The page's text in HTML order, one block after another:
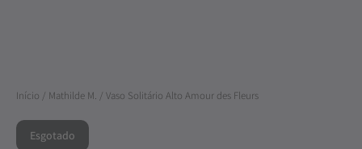
Início / Mathilde M. / Vaso Solitário Alto Amour des Fleurs
Esgotado